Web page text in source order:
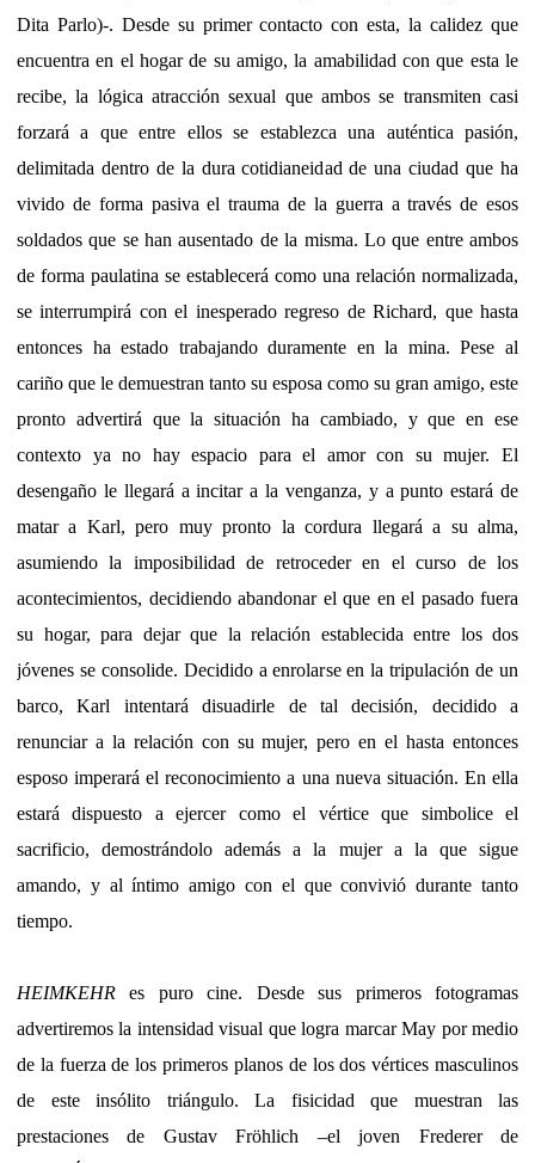
Dita Parlo)-. Desde su primer contacto con esta, la calidez que
encuentra en el hogar de su amigo, la amabilidad con que esta le
recibe, la lógica atracción sexual que ambos se transmiten casi
forzará a que entre ellos se establezca una auténtica pasión,
delimitada dentro de la dura cotidianeidad de una ciudad que ha
vivido de forma pasiva el trauma de la guerra a través de esos
soldados que se han ausentado de la misma. Lo que entre ambos
de forma paulatina se establecerá como una relación normalizada,
se interrumpirá con el inesperado regreso de Richard, que hasta
entonces ha estado trabajando duramente en la mina. Pese al
cariño que le demuestran tanto su esposa como su gran amigo, este
pronto advertirá que la situación ha cambiado, y que en ese
contexto ya no hay espacio para el amor con su mujer. El
desengaño le llegará a incitar a la venganza, y a punto estará de
matar a Karl, pero muy pronto la cordura llegará a su alma,
asumiendo la imposibilidad de retroceder en el curso de los
acontecimientos, decidiendo abandonar el que en el pasado fuera
su hogar, para dejar que la relación establecida entre los dos
jóvenes se consolide. Decidido a enrolarse en la tripulación de un
barco, Karl intentará disuadirle de tal decisión, decidido a
renunciar a la relación con su mujer, pero en el hasta entonces
esposo imperará el reconocimiento a una nueva situación. En ella
estará dispuesto a ejercer como el vértice que simbolice el
sacrificio, demostrándolo además a la mujer a la que sigue
amando, y al íntimo amigo con el que convivió durante tanto
tiempo.
HEIMKEHRes puro cine. Desde sus primeros fotogramas
advertiremos la intensidad visual que logra marcar May por medio
de la fuerza de los primeros planos de los dos vértices masculinos
de este insólito triángulo. La fisicidad que muestran las
prestaciones de Gustav Fröhlich –el joven Frederer de